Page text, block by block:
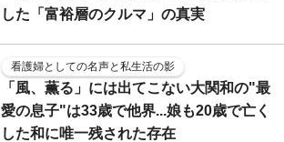
した「富裕層のクルマ」の真実
看護婦としての名声と私生活の影
「風、薫る」には出てこない大関和の"最
愛の息子"は33歳で他界...娘も20歳で亡く
した和に唯一残された存在